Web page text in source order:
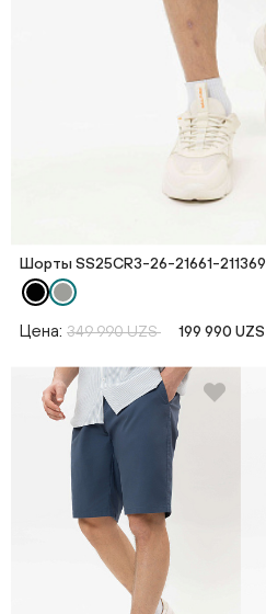
Шорты SS25CR3-26-21661-211369
Цена: 349 990 UZS 199 990 UZS